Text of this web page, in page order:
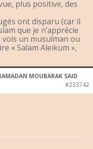
plus positive, des
ont disparu (car il
que je n’apprécie
un musulman ou
« Salam Aleikum »,
MOUBARAK SAID
#233742